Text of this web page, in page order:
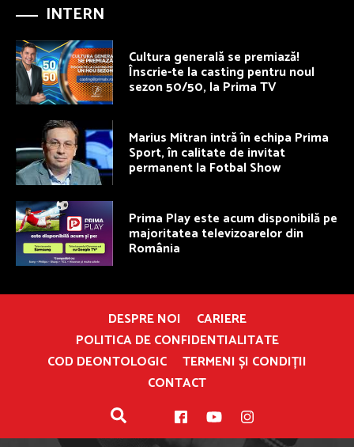
INTERN
Cultura generală se premiază!
Înscrie-te la casting pentru noul
sezon 50/50, la Prima TV
Marius Mitran intră în echipa Prima
Sport, în calitate de invitat
permanent la Fotbal Show
Prima Play este acum disponibilă pe
majoritatea televizoarelor din
România
DESPRE NOI
CARIERE
POLITICA DE CONFIDENTIALITATE
COD DEONTOLOGIC
TERMENI ȘI CONDIȚII
CONTACT